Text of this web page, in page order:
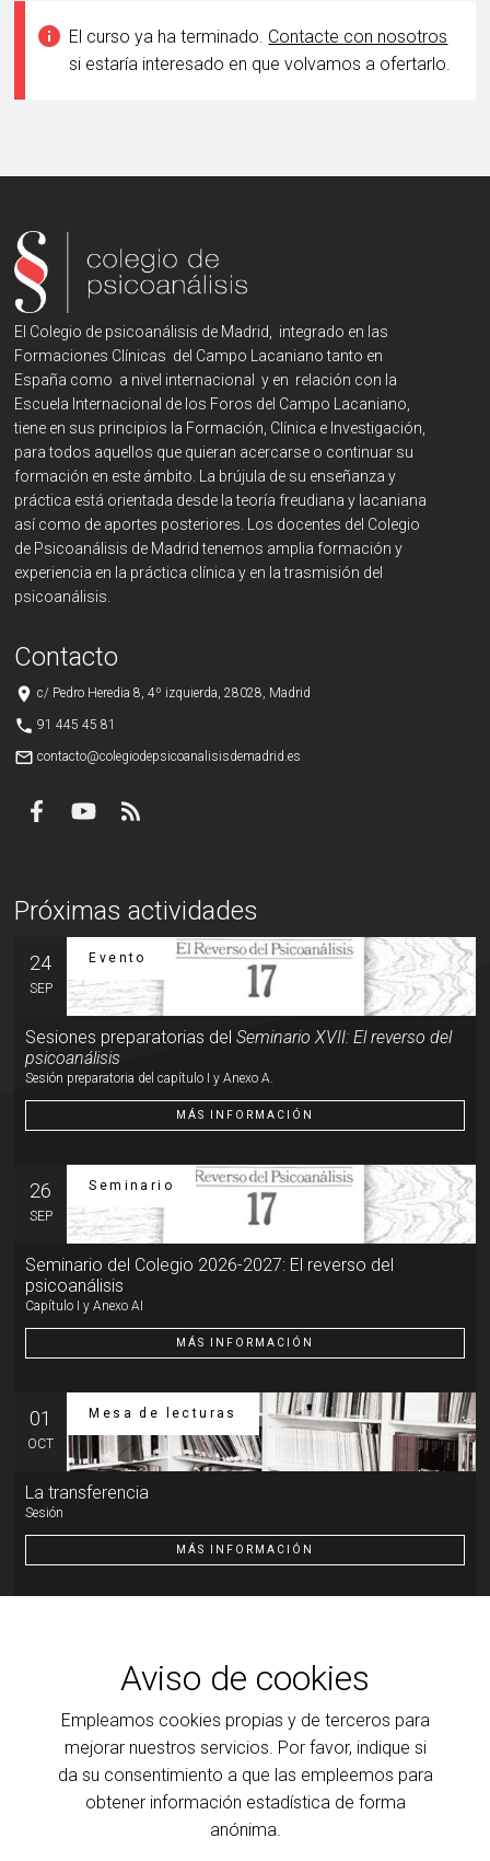
Aviso de cookies
Empleamos cookies propias y de terceros para
mejorar nuestros servicios. Por favor, indique si
da su consentimiento a que las empleemos para
obtener información estadística de forma
anónima.
info El curso ya ha terminado. Contacte con nosotros
si estaría interesado en que volvamos a ofertarlo.
El Colegio de psicoanálisis de Madrid, integrado en las
Formaciones Clínicas del Campo Lacaniano tanto en
España como a nivel internacional y en relación con la
Escuela Internacional de los Foros del Campo Lacaniano,
tiene en sus principios la Formación, Clínica e Investigación,
para todos aquellos que quieran acercarse o continuar su
formación en este ámbito. La brújula de su enseñanza y
práctica está orientada desde la teoría freudiana y lacaniana
así como de aportes posteriores. Los docentes del Colegio
de Psicoanálisis de Madrid tenemos amplia formación y
experiencia en la práctica clínica y en la trasmisión del
psicoanálisis.
Contacto
place c/ Pedro Heredia 8, 4º izquierda, 28028, Madrid
phone 91 445 45 81
mail_outline contacto@colegiodepsicoanalisisdemadrid.es
Próximas actividades
24
SEP
Evento
Sesiones preparatorias delSeminario XVII: El reverso del
psicoanálisis
Sesión preparatoria del capítulo I y Anexo A.
MÁS INFORMACIÓN
26
SEP
Seminario
Seminario del Colegio 2026-2027: El reverso del
psicoanálisis
Capítulo I y Anexo AI
MÁS INFORMACIÓN
01
OCT
Mesa de lecturas
La transferencia
Sesión
MÁS INFORMACIÓN
la ilumina
Transferencia: resistencia y motor de la cura
MÁS INFORMACIÓN